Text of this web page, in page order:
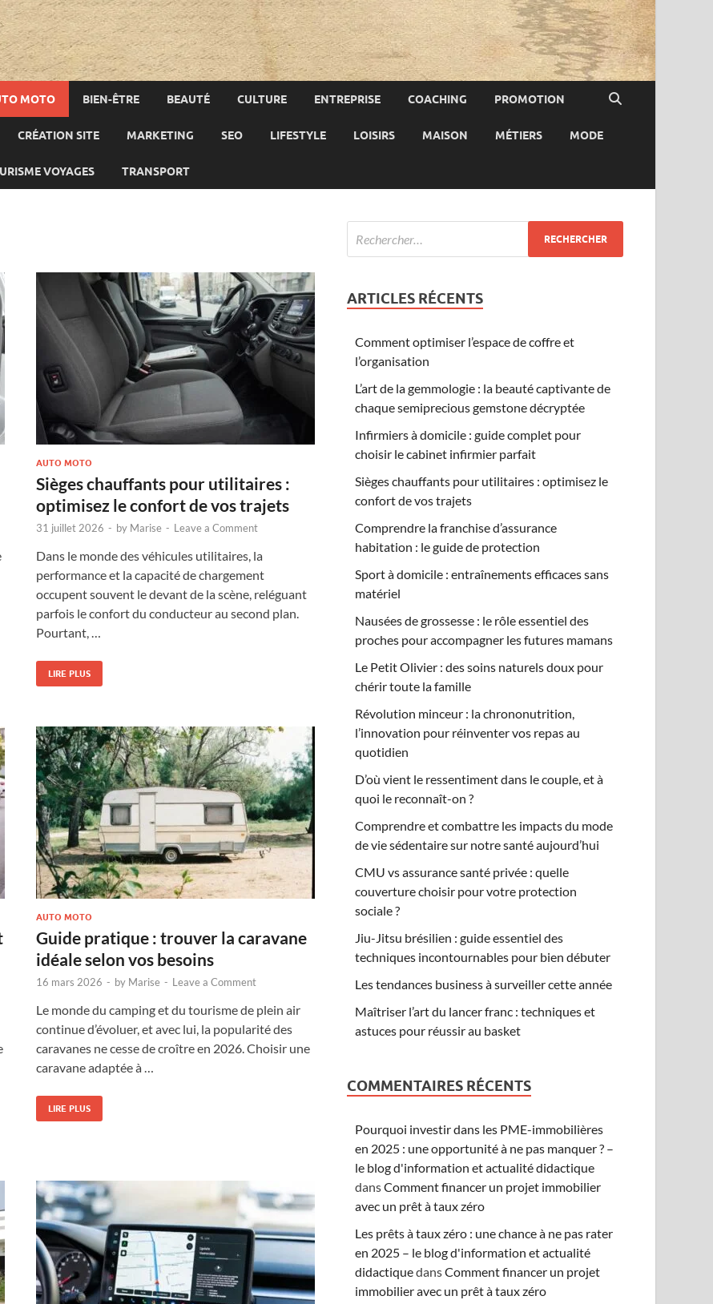
MOTO BIEN-ÊTRE BEAUTÉ CULTURE ENTREPRISE COACHING PROMOTION
CRÉATION SITE MARKETING SEO LIFESTYLE LOISIRS MAISON MÉTIERS MODE
VOYAGES TRANSPORT
AUTO MOTO
Sièges chauffants pour utilitaires :
optimisez le confort de vos trajets
31 juillet 2026 - by Marise - Leave a Comment
Dans le monde des véhicules utilitaires, la
performance et la capacité de chargement
occupent souvent le devant de la scène, reléguant
parfois le confort du conducteur au second plan.
Pourtant, …
LIRE PLUS
AUTO MOTO
Guide pratique : trouver la caravane
idéale selon vos besoins
16 mars 2026 - by Marise - Leave a Comment
Le monde du camping et du tourisme de plein air
continue d’évoluer, et avec lui, la popularité des
caravanes ne cesse de croître en 2026. Choisir une
caravane adaptée à …
LIRE PLUS
ARTICLES RÉCENTS
Comment optimiser l’espace de coffre et
l’organisation
L’art de la gemmologie : la beauté captivante de
chaque semiprecious gemstone décryptée
Infirmiers à domicile : guide complet pour
choisir le cabinet infirmier parfait
Sièges chauffants pour utilitaires : optimisez le
confort de vos trajets
Comprendre la franchise d’assurance
habitation : le guide de protection
Sport à domicile : entraînements efficaces sans
matériel
Nausées de grossesse : le rôle essentiel des
proches pour accompagner les futures mamans
Le Petit Olivier : des soins naturels doux pour
chérir toute la famille
Révolution minceur : la chrononutrition,
l’innovation pour réinventer vos repas au
quotidien
D’où vient le ressentiment dans le couple, et à
quoi le reconnaît-on ?
Comprendre et combattre les impacts du mode
de vie sédentaire sur notre santé aujourd’hui
CMU vs assurance santé privée : quelle
couverture choisir pour votre protection
sociale ?
Jiu-Jitsu brésilien : guide essentiel des
techniques incontournables pour bien débuter
Les tendances business à surveiller cette année
Maîtriser l’art du lancer franc : techniques et
astuces pour réussir au basket
COMMENTAIRES RÉCENTS
Pourquoi investir dans les PME-immobilières
en 2025 : une opportunité à ne pas manquer ? –
le blog d'information et actualité didactique
dansComment financer un projet immobilier
avec un prêt à taux zéro
Les prêts à taux zéro : une chance à ne pas rater
en 2025 – le blog d'information et actualité
didactiquedansComment financer un projet
immobilier avec un prêt à taux zéro